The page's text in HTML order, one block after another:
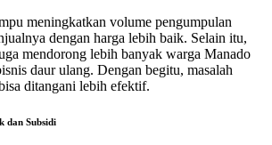
meningkatkan volume pengumpulan
dengan harga lebih baik. Selain itu,
mendorong lebih banyak warga Manado
daur ulang. Dengan begitu, masalah
ditangani lebih efektif.
dan Subsidi